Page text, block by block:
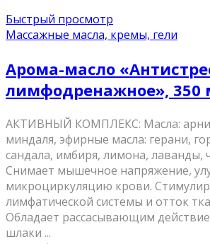
Быстрый просмотр
Массажные масла, кремы, гели
Арома-масло
лимфодренажное», 350
АКТИВНЫЙ КОМПЛЕКС: Масла:
миндаля, эфирные масла: герани,
сандала, имбиря, лимона, лаванды,
Снимает мышечное напряжение,
микроциркуляцию крови.
лимфатической системы и отток
Обладает рассасывающим
шлаки ...